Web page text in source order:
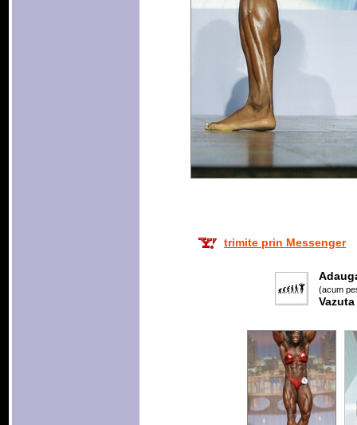
trimite prin Messenger
(acum
Vazuta